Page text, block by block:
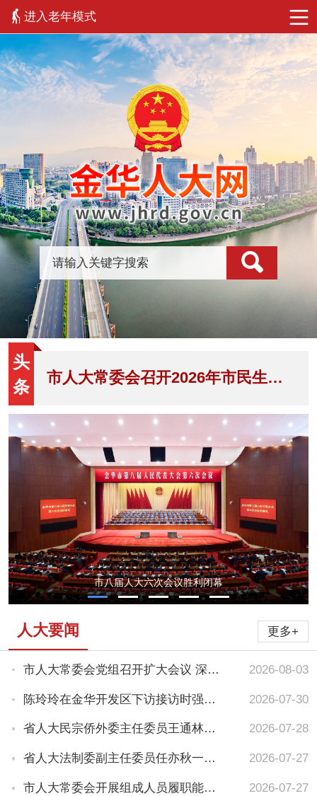
进入老年模式
头
条
市人大常委会召开2026年市民生实事项目监督工作推进会
市八届人大六次会议胜利闭幕
人大要闻 更多+
市人大常委会党组召开扩大会议 深学力行抓落实 助推发展开新局... 2026-08-03
陈玲玲在金华开发区下访接访时强调：依法依规维护群众合法权益 2026-07-30
省人大民宗侨外委主任委员王通林一行来金调研高水平对外开放工作... 2026-07-28
省人大法制委副主任委员任亦秋一行来金开展立法调研 2026-07-27
市人大常委会开展组成人员履职能力培训 以学促干强本领 履职担... 2026-07-27